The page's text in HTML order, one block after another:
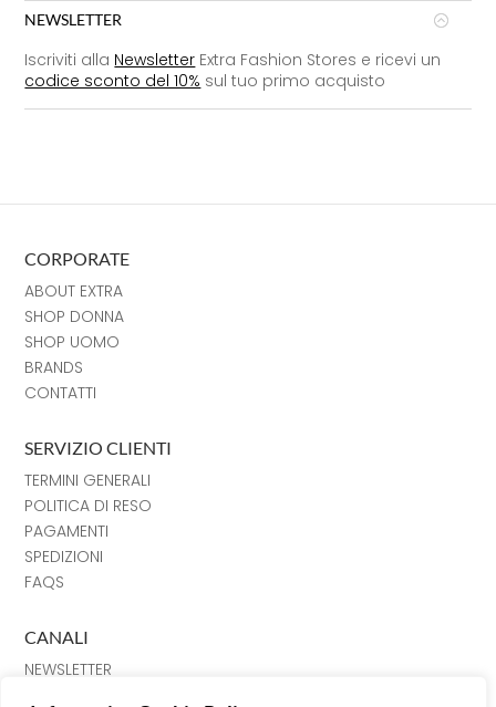
NEWSLETTER
Iscriviti alla Newsletter Extra Fashion Stores e ricevi un
codice sconto del 10% sul tuo primo acquisto
CORPORATE
ABOUT EXTRA
SHOP DONNA
SHOP UOMO
BRANDS
CONTATTI
SERVIZIO CLIENTI
TERMINI GENERALI
POLITICA DI RESO
PAGAMENTI
SPEDIZIONI
FAQS
CANALI
NEWSLETTER